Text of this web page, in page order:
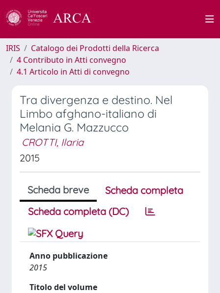
IRIS
Catalogo dei Prodotti della Ricerca
4 Contributo in Atti convegno
4.1 Articolo in Atti di convegno
Tra divergenza e destino. Nel
Limbo afghano-italiano di
Melania G. Mazzucco
CROTTI, Ilaria
2015
Scheda breve
Scheda completa
Scheda completa (DC)
Anno pubblicazione
2015
Titolo del volume